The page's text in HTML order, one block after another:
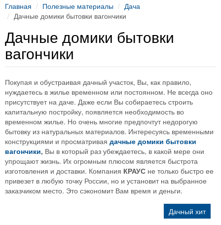
Главная Полезные материалы
Дача
Дачные домики бытовки вагончики
Дачные домики бытовки
вагончики
Покупая и обустраивая дачный участок, Вы, как правило,
нуждаетесь в жилье временном или постоянном. Не всегда оно
присутствует на даче. Даже если Вы собираетесь строить
капитальную постройку, появляется необходимость во
временном жилье. Но очень многие предпочтут недорогую
бытовку из натуральных материалов. Интересуясь временными
конструкциями и просматривая дачные домики бытовки
вагончики, Вы в который раз убеждаетесь, в какой мере они
упрощают жизнь. Их огромным плюсом является быстрота
изготовления и доставки. Компания КРАУС не только быстро ее
привезет в любую точку России, но и установит на выбранное
заказчиком место. Это сэкономит Вам время и деньги.
Дачный хит